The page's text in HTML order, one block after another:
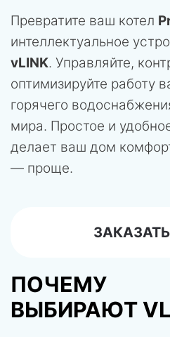
Превратите ваш котел
интеллектуальное
vLINK. Управляйте,
оптимизируйте работу
горячего
мира. Простое и
делает ваш дом
— проще.
ЗАКАЗАТЬ
ПОЧЕМУ
ВЫБИРАЮТ